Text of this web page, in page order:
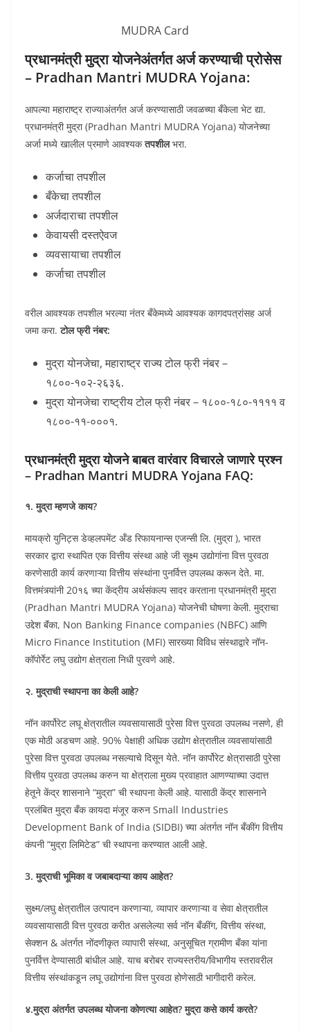
MUDRA Card
प्रधानमंत्री मुद्रा योजनेअंतर्गत अर्ज करण्याची प्रोसेस
– Pradhan Mantri MUDRA Yojana:
आपल्या महाराष्ट्र राज्याअंतर्गत अर्ज करण्यासाठी जवळच्या बँकेला भेट द्या.
प्रधानमंत्री मुद्रा (Pradhan Mantri MUDRA Yojana) योजनेच्या
अर्जा मध्ये खालील प्रमाणे आवश्यकतपशीलभरा.
कर्जाचा तपशील
बँकेचा तपशील
अर्जदाराचा तपशील
केवायसी दस्तऐवज
व्यवसायाचा तपशील
कर्जाचा तपशील
वरील आवश्यक तपशील भरल्या नंतर बँकेमध्ये आवश्यक कागदपत्रांसह अर्ज
जमा करा.टोल फ्री नंबर:
मुद्रा योनजेचा, महाराष्ट्र राज्य टोल फ्री नंबर –
१८००-१०२-२६३६.
मुद्रा योनजेचा राष्ट्रीय टोल फ्री नंबर – १८००-१८०-११११ व
१८००-११-०००१.
प्रधानमंत्री मुद्रा योजने बाबत वारंवार विचारले जाणारे प्रश्न
– Pradhan Mantri MUDRA Yojana FAQ:
१. मुद्रा म्हणजे काय?
मायक्रो युनिट्स डेव्हलपमेंट अँड रिफायनान्स एजन्सी लि. (मुद्रा ), भारत
सरकार द्वारा स्थापित एक वित्तीय संस्था आहे जी सूक्ष्म उद्योगांना वित्त पुरवठा
करणेसाठी कार्य करणाऱ्या वित्तीय संस्थांना पुनर्वित्त उपलब्ध करून देते. मा.
वित्तमंत्र्यांनी 20१६ च्या केंद्रीय अर्थसंकल्प सादर करताना प्रधानमंत्री मुद्रा
(Pradhan Mantri MUDRA Yojana) योजनेची घोषणा केली. मुद्राचा
उद्देश बॅंका, Non Banking Finance companies (NBFC) आणि
Micro Finance Institution (MFI) सारख्या विविध संस्थाद्वारे नॉन-
कॉपोर्रेट लघु उद्योग क्षेत्राला निधी पुरवणे आहे.
२. मुद्राची स्थापना का केली आहे?
नॉन कार्पोरेट लघू क्षेत्रातील व्यवसायासाठी पुरेसा वित्त पुरवठा उपलब्ध नसणे, ही
एक मोठी अडचण आहे. 90% पेक्षाही अधिक उद्योग क्षेत्रातील व्यवसायांसाठी
पुरेसा वित्त पुरवठा उपलब्ध नसल्याचे दिसून येते. नॉन कार्पोरेट क्षेत्रासाठी पुरेसा
वित्तीय पुरवठा उपलब्ध करुन या क्षेत्राला मुख्य प्रवाहात आणण्याच्या उदात्त
हेतूने केंद्र शासनाने “मुद्रा” ची स्थापना केली आहे. यासाठी केंद्र शासनाने
प्रलंबित मुद्रा बँक कायदा मंजूर करुन Small Industries
Development Bank of India (SIDBI) च्या अंतर्गत नॉन बँकींग वित्तीय
कंपनी “मुद्रा लिमिटेड” ची स्थापना करण्यात आली आहे.
3. मुद्राची भूमिका व जबाबदाऱ्या काय आहेत?
सुक्ष्म/लघु क्षेत्रातील उत्पादन करणाऱ्या, व्यापार करणाऱ्या व सेवा क्षेत्रातील
व्यवसायासाठी वित्त पुरवठा करीत असलेल्या सर्व नॉन बँकींग, वित्तीय संस्था,
सेक्शन & अंतर्गत नोंदणीकृत व्यापारी संस्था, अनुसूचित ग्रामीण बँका यांना
पुनर्वित्त देण्यासाठी बांधील आहे. याच बरोबर राज्यस्तरीय‍/विभागीय स्तरावरील
वित्तीय संस्थांकडून लघू उद्योगांना वित्त पुरवठा होणेसाठी भागीदारी करेल.
४.मुद्रा अंतर्गत उपलब्ध योजना कोणत्या आहेत? मुद्रा कसे कार्य करते?